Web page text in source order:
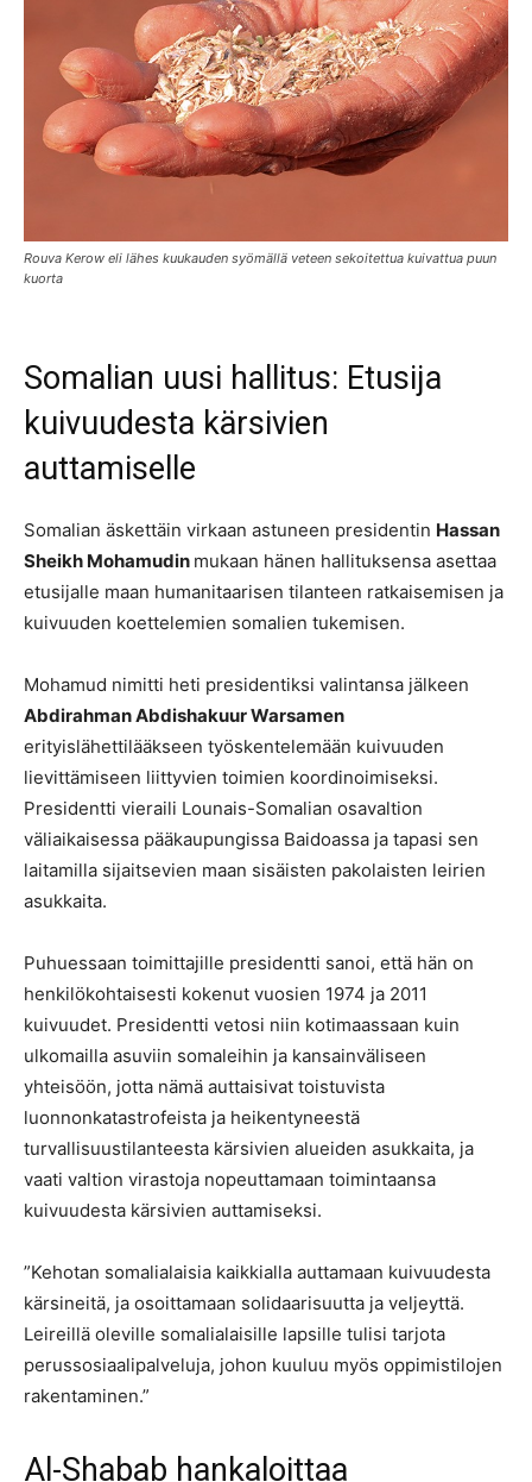
Rouva Kerow eli lähes kuukauden syömällä veteen sekoitettua kuivattua puun
kuorta
Somalian uusi hallitus: Etusija
kuivuudesta kärsivien
auttamiselle
Somalian äskettäin virkaan astuneen presidentin Hassan
Sheikh Mohamudin mukaan hänen hallituksensa asettaa
etusijalle maan humanitaarisen tilanteen ratkaisemisen ja
kuivuuden koettelemien somalien tukemisen.
Mohamud nimitti heti presidentiksi valintansa jälkeen
Abdirahman Abdishakuur Warsamen
erityislähettilääkseen työskentelemään kuivuuden
lievittämiseen liittyvien toimien koordinoimiseksi.
Presidentti vieraili Lounais-Somalian osavaltion
väliaikaisessa pääkaupungissa Baidoassa ja tapasi sen
laitamilla sijaitsevien maan sisäisten pakolaisten leirien
asukkaita.
Puhuessaan toimittajille presidentti sanoi, että hän on
henkilökohtaisesti kokenut vuosien 1974 ja 2011
kuivuudet. Presidentti vetosi niin kotimaassaan kuin
ulkomailla asuviin somaleihin ja kansainväliseen
yhteisöön, jotta nämä auttaisivat toistuvista
luonnonkatastrofeista ja heikentyneestä
turvallisuustilanteesta kärsivien alueiden asukkaita, ja
vaati valtion virastoja nopeuttamaan toimintaansa
kuivuudesta kärsivien auttamiseksi.
”Kehotan somalialaisia kaikkialla auttamaan kuivuudesta
kärsineitä, ja osoittamaan solidaarisuutta ja veljeyttä.
Leireillä oleville somalialaisille lapsille tulisi tarjota
perussosiaalipalveluja, johon kuuluu myös oppimistilojen
rakentaminen.”
Al-Shabab hankaloittaa